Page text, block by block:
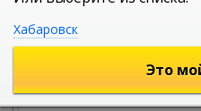
Хабаровск
Это